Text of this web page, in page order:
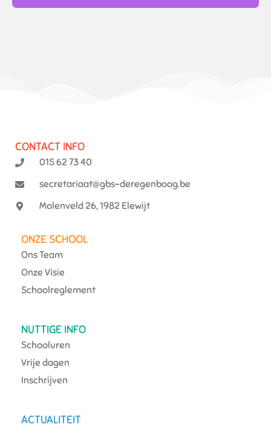
CONTACT INFO
015 62 73 40
secretariaat@gbs-deregenboog.be
Molenveld 26, 1982 Elewijt
ONZE SCHOOL
Ons Team
Onze Visie
Schoolreglement
NUTTIGE INFO
Schooluren
Vrije dagen
Inschrijven
ACTUALITEIT